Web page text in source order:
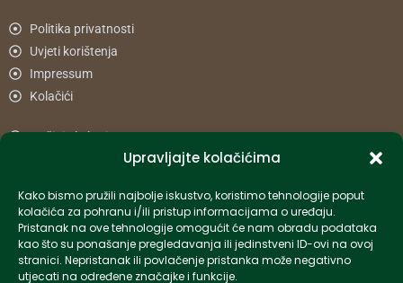
Upravljajte kolačićima
Kako bismo pružili najbolje iskustvo, koristimo tehnologije poput
kolačića za pohranu i/ili pristup informacijama o uređaju.
Pristanak na ove tehnologije omogućit će nam obradu podataka
kao što su ponašanje pregledavanja ili jedinstveni ID-ovi na ovoj
stranici. Nepristanak ili povlačenje pristanka može negativno
utjecati na određene značajke i funkcije.
Politika privatnosti
Uvjeti korištenja
Impressum
Kolačići
Načini plaćanja
Informacije
info-hr@kettner.com